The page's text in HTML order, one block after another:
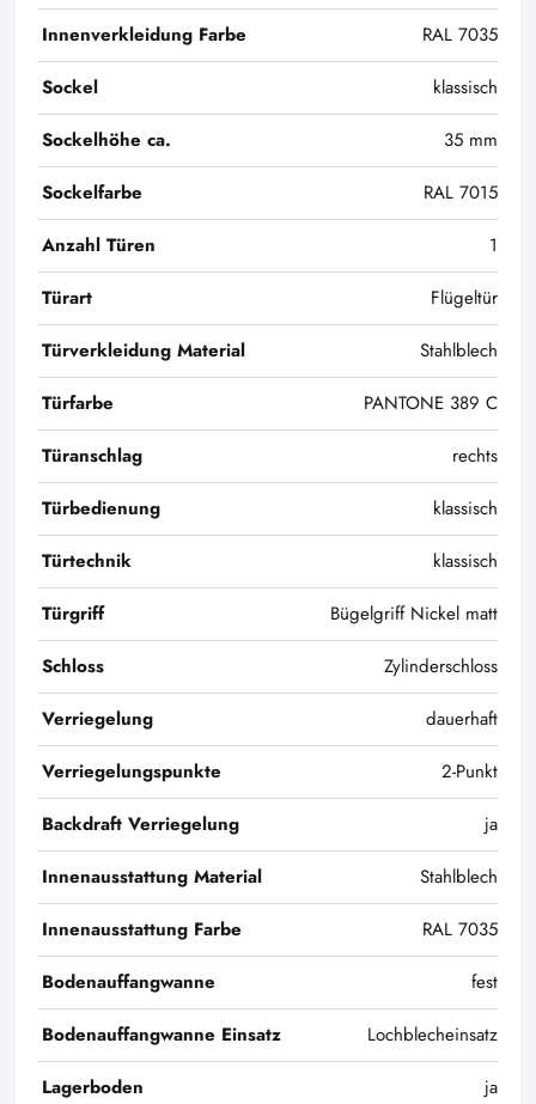
Innenverkleidung Farbe
RAL 7035
Sockel
klassisch
Sockelhöhe ca.
35 mm
Sockelfarbe
RAL 7015
Anzahl Türen
1
Türart
Flügeltür
Türverkleidung Material
Stahlblech
Türfarbe
PANTONE 389 C
Türanschlag
rechts
Türbedienung
klassisch
Türtechnik
klassisch
Türgriff
Bügelgriff Nickel matt
Schloss
Zylinderschloss
Verriegelung
dauerhaft
Verriegelungspunkte
2-Punkt
Backdraft Verriegelung
ja
Innenausstattung Material
Stahlblech
Innenausstattung Farbe
RAL 7035
Bodenauffangwanne
fest
Bodenauffangwanne Einsatz
Lochblecheinsatz
Lagerboden
ja